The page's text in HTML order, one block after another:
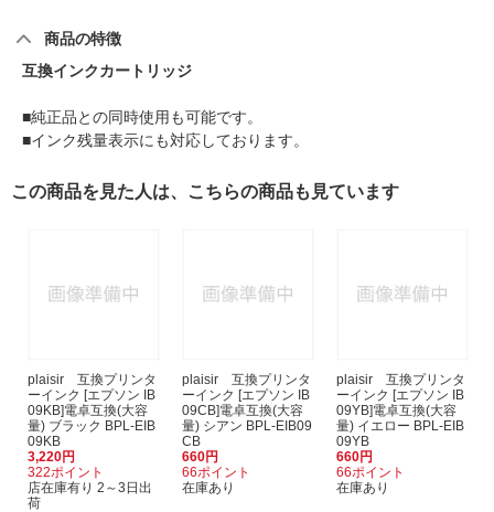
商品の特徴
互換インクカートリッジ
■純正品との同時使用も可能です。
■インク残量表示にも対応しております。
この商品を見た人は、こちらの商品も見ています
plaisir 互換プリンタ
ーインク [エプソン IB
09KB]電卓互換(大容
量) ブラック BPL-EIB
09KB
3,220円
322ポイント
店在庫有り 2～3日出
荷
plaisir 互換プリンタ
ーインク [エプソン IB
09CB]電卓互換(大容
量) シアン BPL-EIB09
CB
660円
66ポイント
在庫あり
plaisir 互換プリンタ
ーインク [エプソン IB
09YB]電卓互換(大容
量) イエロー BPL-EIB
09YB
660円
66ポイント
在庫あり